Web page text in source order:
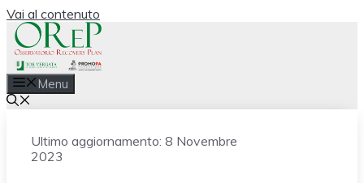
Vai al contenuto
Menu
Ultimo aggiornamento: 8 Novembre
2023